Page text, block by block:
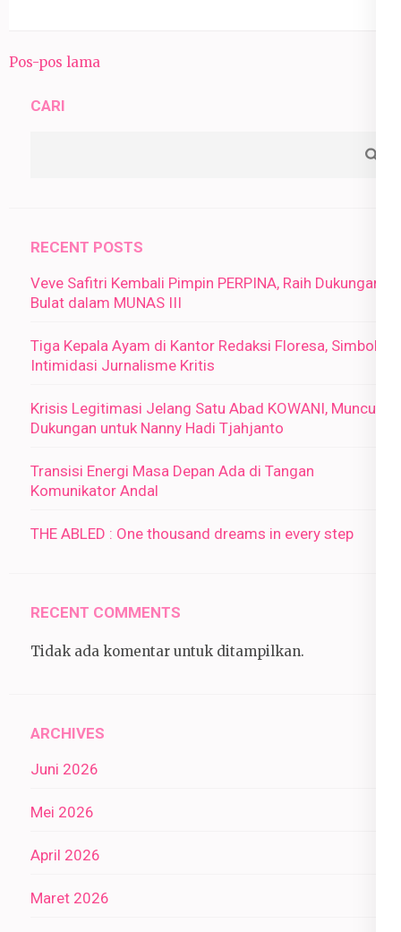
Navigasi
Pos-pos lama
CARI
RECENT POSTS
Veve Safitri Kembali Pimpin PERPINA, Raih Dukungan
Bulat dalam MUNAS III
Tiga Kepala Ayam di Kantor Redaksi Floresa, Simbol
Intimidasi Jurnalisme Kritis
Krisis Legitimasi Jelang Satu Abad KOWANI, Muncul
Dukungan untuk Nanny Hadi Tjahjanto
Transisi Energi Masa Depan Ada di Tangan
Komunikator Andal
THE ABLED : One thousand dreams in every step
RECENT COMMENTS
Tidak ada komentar untuk ditampilkan.
ARCHIVES
Juni 2026
Mei 2026
April 2026
Maret 2026